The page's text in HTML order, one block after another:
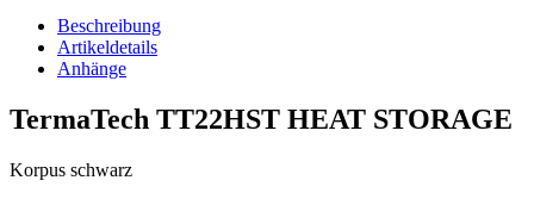
Beschreibung
Artikeldetails
Anhänge
TermaTech TT22HST HEAT STORAGE
Korpus schwarz